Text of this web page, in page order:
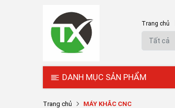
Trang chủ
DANH MỤC SẢN PHẨM
Trang chủ MÁY KHẮC CNC